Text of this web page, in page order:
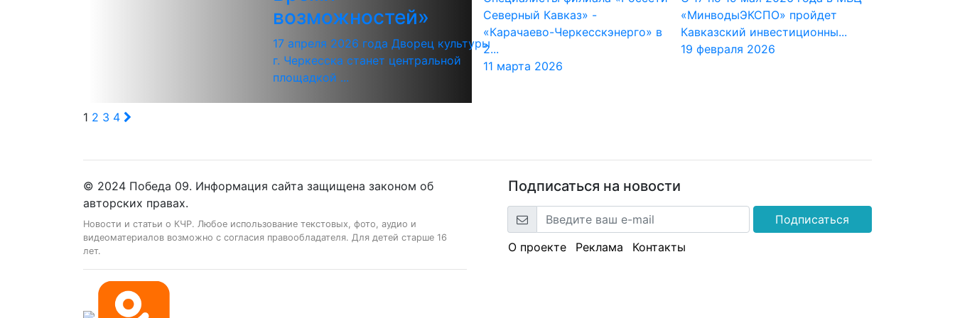
возможностей»
17 апреля 2026 года Дворец культуры
г. Черкесска станет центральной
площадкой ...
Северный Кавказ» -
«Карачаево-Черкесскэнерго» в
2...
11 марта 2026
«МинводыЭКСПО» пройдет
Кавказский инвестиционны...
19 февраля 2026
1 2 3 4
© 2024 Победа 09. Информация сайта защищена законом об
авторских правах.
Новости и статьи о КЧР. Любое использование текстовых, фото, аудио и
видеоматериалов возможно с согласия правообладателя. Для детей старше 16
лет.
Подписаться на новости
Подписаться
О проекте
Реклама Контакты